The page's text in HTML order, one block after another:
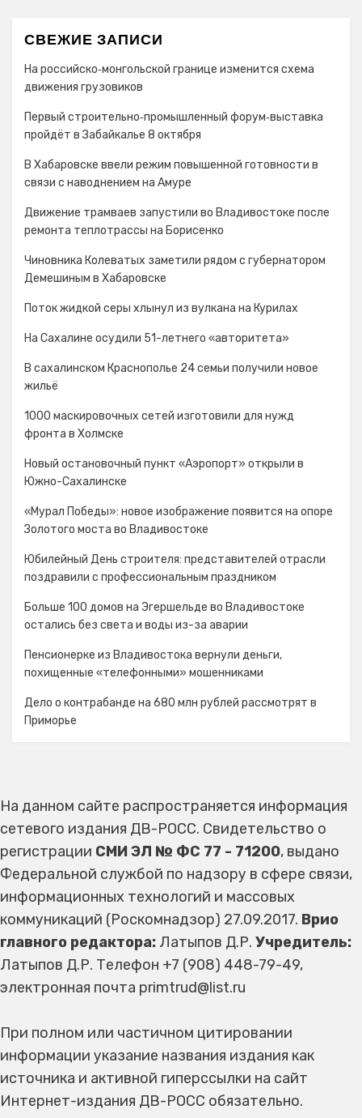
СВЕЖИЕ ЗАПИСИ
На российско‑монгольской границе изменится схема
движения грузовиков
Первый строительно‑промышленный форум‑выставка
пройдёт в Забайкалье 8 октября
В Хабаровске ввели режим повышенной готовности в
связи с наводнением на Амуре
Движение трамваев запустили во Владивостоке после
ремонта теплотрассы на Борисенко
Чиновника Колеватых заметили рядом с губернатором
Демешиным в Хабаровске
Поток жидкой серы хлынул из вулкана на Курилах
На Сахалине осудили 51-летнего «авторитета»
В сахалинском Краснополье 24 семьи получили новое
жильё
1000 маскировочных сетей изготовили для нужд
фронта в Холмске
Новый остановочный пункт «Аэропорт» открыли в
Южно-Сахалинске
«Мурал Победы»: новое изображение появится на опоре
Золотого моста во Владивостоке
Юбилейный День строителя: представителей отрасли
поздравили с профессиональным праздником
Больше 100 домов на Эгершельде во Владивостоке
остались без света и воды из-за аварии
Пенсионерке из Владивостока вернули деньги,
похищенные «телефонными» мошенниками
Дело о контрабанде на 680 млн рублей рассмотрят в
Приморье
На данном сайте распространяется информация
сетевого издания ДВ-РОСС. Свидетельство о
регистрации СМИ ЭЛ № ФС 77 - 71200, выдано
Федеральной службой по надзору в сфере связи,
информационных технологий и массовых
коммуникаций (Роскомнадзор) 27.09.2017. Врио
главного редактора: Латыпов Д.Р. Учредитель:
Латыпов Д.Р. Телефон +7 (908) 448-79-49,
электронная почта primtrud@list.ru
При полном или частичном цитировании
информации указание названия издания как
источника и активной гиперссылки на сайт
Интернет-издания ДВ-РОСС обязательно.